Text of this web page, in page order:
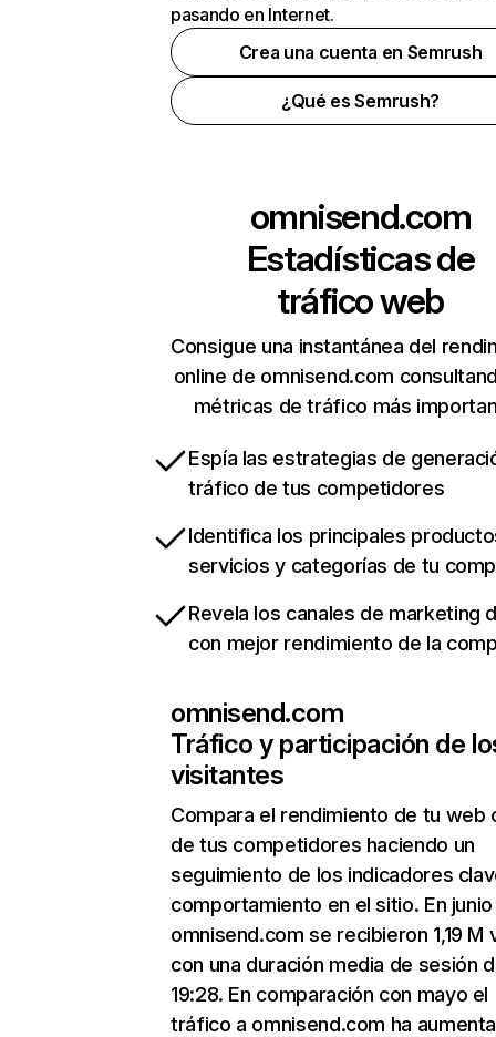
pasando en Internet.
Crea una cuenta en Semrush
¿Qué es Semrush?
omnisend.com
Estadísticas de
tráfico web
Consigue una instantánea del
online de omnisend.com
métricas de tráfico más
Espía las estrategias de
tráfico de tus competidores
Identifica los principales
servicios y categorías de tu
Revela los canales de marketing
con mejor rendimiento de la
omnisend.com
Tráfico y participación de
visitantes
Compara el rendimiento de tu web
de tus competidores haciendo un
seguimiento de los indicadores
comportamiento en el sitio. En junio
omnisend.com se recibieron 1,19 M
con una duración media de sesión
19:28. En comparación con mayo el
tráfico a omnisend.com ha